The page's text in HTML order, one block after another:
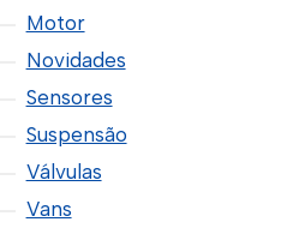
Motor
Novidades
Sensores
Suspensão
Válvulas
Vans